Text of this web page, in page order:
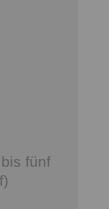
fünf